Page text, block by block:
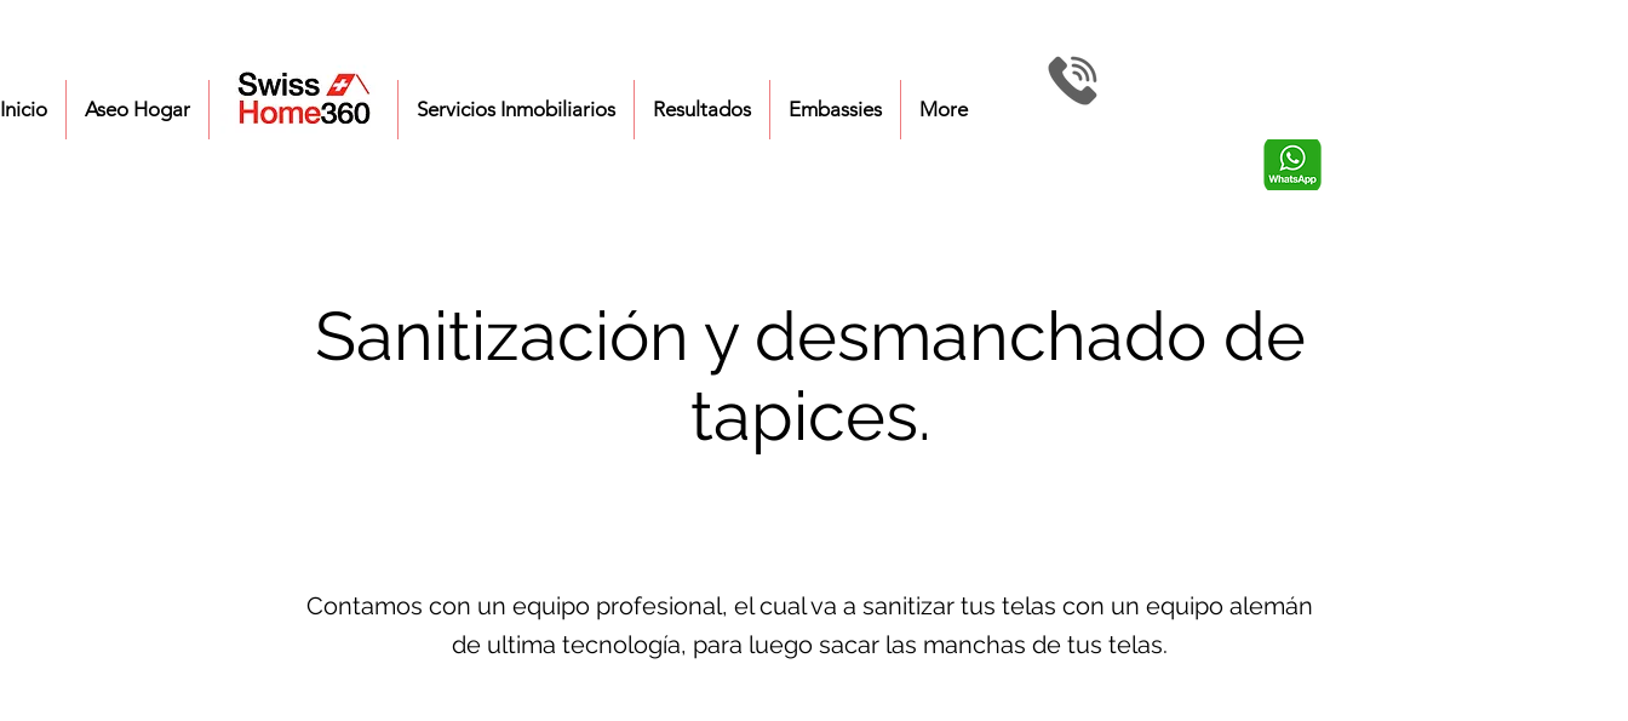
Inicio Aseo Hogar Servicios oficinas Servicios Inmobiliarios Resultados Embassies More
Sanitización y desmanchado de
tapices.
Contamos con un equipo profesional, el cual va a sanitizar tus telas con un equipo alemán
de ultima tecnología, para luego sacar las manchas de tus telas.